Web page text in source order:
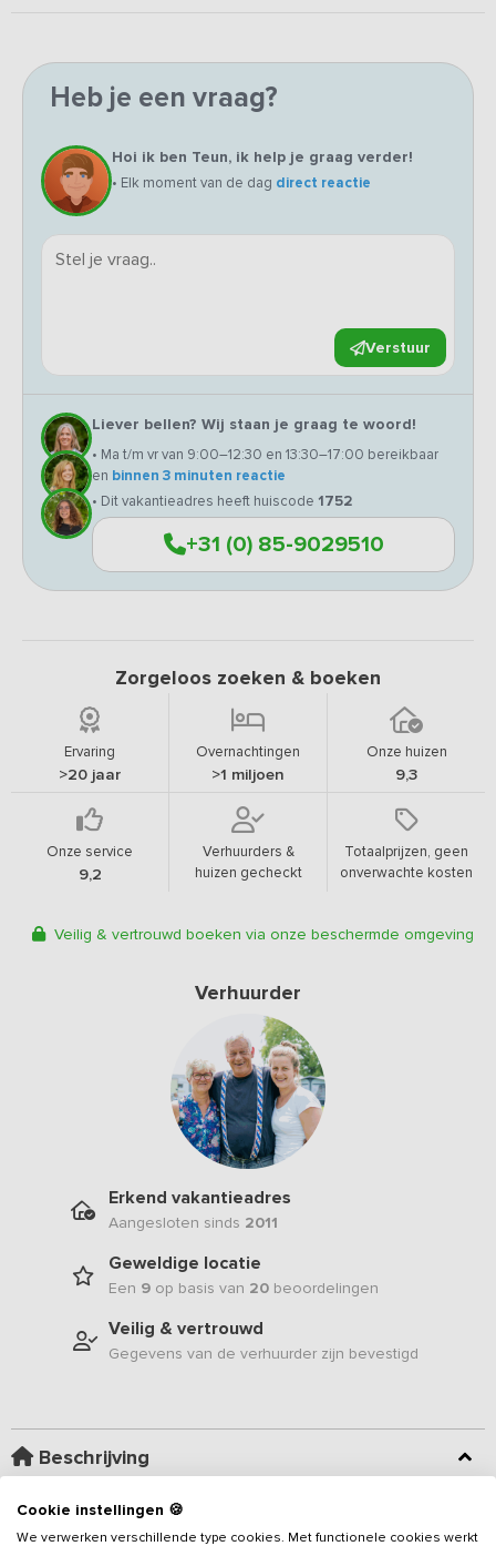
Heb je een vraag?
Hoi ik ben Teun, ik help je graag verder!
• Elk moment van de dag direct reactie
Verstuur
Liever bellen? Wij staan je graag te woord!
• Ma t/m vr van 9:00–12:30 en 13:30–17:00 bereikbaar
en binnen 3 minuten reactie
• Dit vakantieadres heeft huiscode 1752
+31 (0) 85-9029510
Zorgeloos zoeken & boeken
Ervaring
>20 jaar
Overnachtingen
>1 miljoen
Onze huizen
9,3
Onze service
9,2
Verhuurders &
huizen gecheckt
Totaalprijzen, geen
onverwachte kosten
Veilig & vertrouwd boeken via onze beschermde omgeving
Verhuurder
Erkend vakantieadres
Aangesloten sinds 2011
Geweldige locatie
Een 9 op basis van 20 beoordelingen
Veilig & vertrouwd
Gegevens van de verhuurder zijn bevestigd
Beschrijving
Wil je in volle glorie genieten van de groene weilanden, grazende
koeien, schone lucht en prachtige vergezichten? Deze ruime
Cookie instellingen 🍪
We verwerken verschillende type cookies. Met functionele cookies werkt